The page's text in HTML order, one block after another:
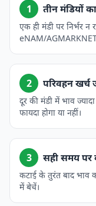
1 तीन मंडियों
एक ही मंडी पर निर्भर
eNAM/
2 परिवहन खर्च
दूर की मंडी में भाव
फायदा होगा या नहीं।
3 सही समय पर
कटाई के तुरंत बाद भाव
में बेचें।